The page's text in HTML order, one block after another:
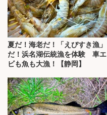
夏だ！海老だ！「えびすき漁」
だ！浜名湖伝統漁を体験 車エ
ビも魚も大漁！【静岡】